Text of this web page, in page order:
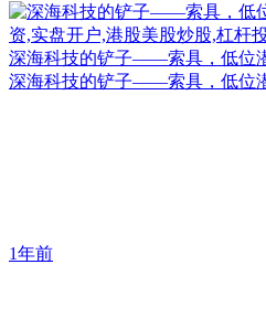
深海科技的铲子——索具，低位
深海科技的铲子——索具，低位
1年前